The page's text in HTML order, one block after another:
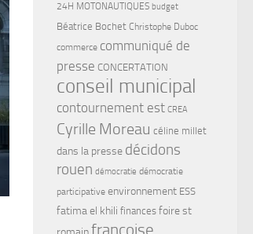
24H MOTONAUTIQUES budget
Béatrice Bochet Christophe Duboc
commerce communiqué de
presse CONCERTATION
conseil municipal
contournement est CREA
Cyrille Moreau céline millet
dans la presse décidons
rouen démocratie démocratie
participative environnement ESS
fatima el khili finances foire st